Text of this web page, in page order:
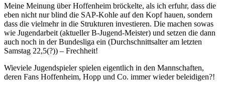
Meine Meinung über Hoffenheim bröckelte, als ich erfuhr, dass die
eben nicht nur blind die SAP-Kohle auf den Kopf hauen, sondern
dass die vielmehr in die Strukturen investieren. Die machen sowas
wie Jugendarbeit (aktueller B-Jugend-Meister) und setzen die dann
auch noch in der Bundesliga ein (Durchschnittsalter am letzten
Samstag 22,5(?)) – Frechheit!
Wieviele Jugendspieler spielen eigentlich in den Mannschaften,
deren Fans Hoffenheim, Hopp und Co. immer wieder beleidigen?!